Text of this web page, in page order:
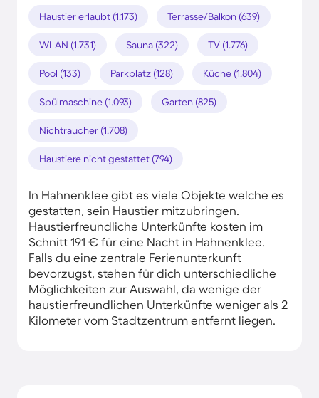
Haustier erlaubt (1.173) Terrasse/Balkon (639)
WLAN (1.731) Sauna (322) TV (1.776)
Pool (133) Parkplatz (128) Küche (1.804)
Spülmaschine (1.093) Garten (825)
Nichtraucher (1.708)
Haustiere nicht gestattet (794)
In Hahnenklee gibt es viele Objekte welche es
gestatten, sein Haustier mitzubringen.
Haustierfreundliche Unterkünfte kosten im
Schnitt 191 € für eine Nacht in Hahnenklee.
Falls du eine zentrale Ferienunterkunft
bevorzugst, stehen für dich unterschiedliche
Möglichkeiten zur Auswahl, da wenige der
haustierfreundlichen Unterkünfte weniger als 2
Kilometer vom Stadtzentrum entfernt liegen.